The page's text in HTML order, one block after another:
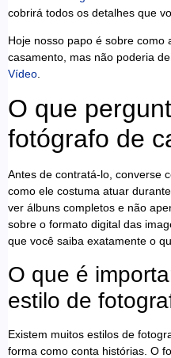
cobrirá todos os detalhes que
Hoje nosso papo é sobre
casamento, mas não poderia
Vídeo
O que
fotógrafo de
Antes de contratá-lo, converse
como ele costuma atuar
ver álbuns completos e não
sobre o formato digital das
que você saiba exatamente o
O que é
estilo de
Existem muitos estilos de
forma como conta histórias. O